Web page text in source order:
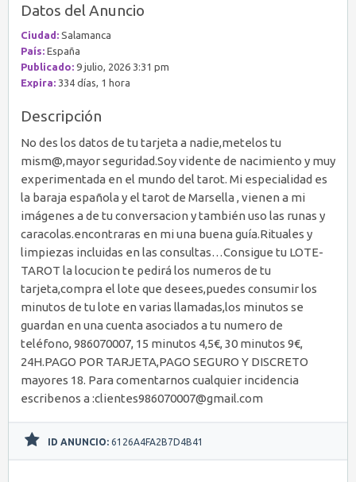
Datos del Anuncio
Ciudad: Salamanca
País: España
Publicado: 9 julio, 2026 3:31 pm
Expira: 334 días, 1 hora
Descripción
No des los datos de tu tarjeta a nadie,metelos tu
mism@,mayor seguridad.Soy vidente de nacimiento y muy
experimentada en el mundo del tarot. Mi especialidad es
la baraja española y el tarot de Marsella , vienen a mi
imágenes a de tu conversacion y también uso las runas y
caracolas.encontraras en mi una buena guía.Rituales y
limpiezas incluidas en las consultas…Consigue tu LOTE-
TAROT la locucion te pedirá los numeros de tu
tarjeta,compra el lote que desees,puedes consumir los
minutos de tu lote en varias llamadas,los minutos se
guardan en una cuenta asociados a tu numero de
teléfono, 986070007, 15 minutos 4,5€, 30 minutos 9€,
24H.PAGO POR TARJETA,PAGO SEGURO Y DISCRETO
mayores 18. Para comentarnos cualquier incidencia
escribenos a :clientes986070007@gmail.com
ID ANUNCIO: 6126A4FA2B7D4B41